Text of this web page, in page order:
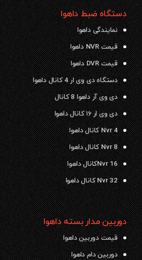
دستگاه ضبط داهوا
نمایندگی داهوا
قیمت NVR داهوا
قیمت DVR داهوا
دستگاه دی وی ار 4 کانال داهوا
دی وی آر داهوا 8 کانال
دی وی ار ۱۶ کانال داهوا
Nvr 4 کانال داهوا
Nvr 8 کانال داهوا
Nvr 16کانال داهوا
Nvr 32 کانال داهوا
دوربین مدار بسته داهوا
قیمت دوربین داهوا
دوربین دام داهوا